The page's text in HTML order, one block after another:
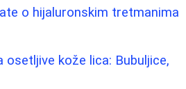
o hijaluronskim tretmanima
osetljive kože lica: Bubuljice,